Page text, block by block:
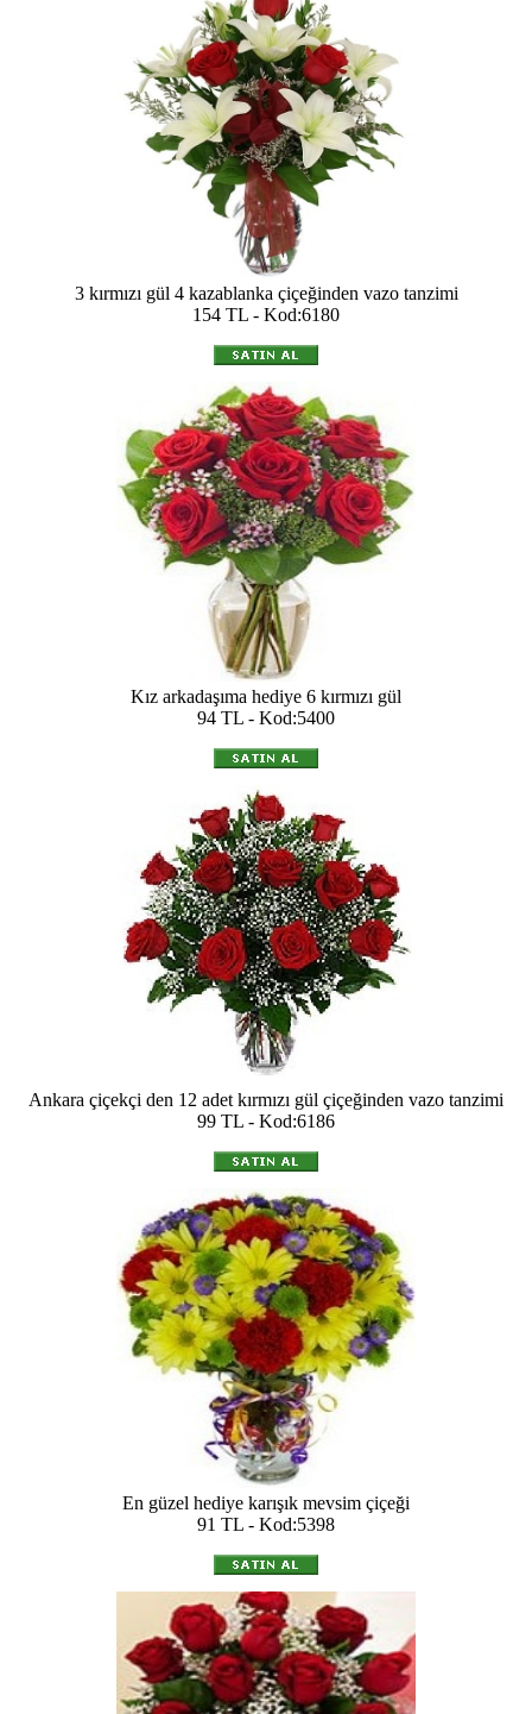
3 kırmızı gül 4 kazablanka çiçeğinden vazo tanzimi
154 TL - Kod:6180
Kız arkadaşıma hediye 6 kırmızı gül
94 TL - Kod:5400
Ankara çiçekçi den 12 adet kırmızı gül çiçeğinden vazo tanzimi
99 TL - Kod:6186
En güzel hediye karışık mevsim çiçeği
91 TL - Kod:5398